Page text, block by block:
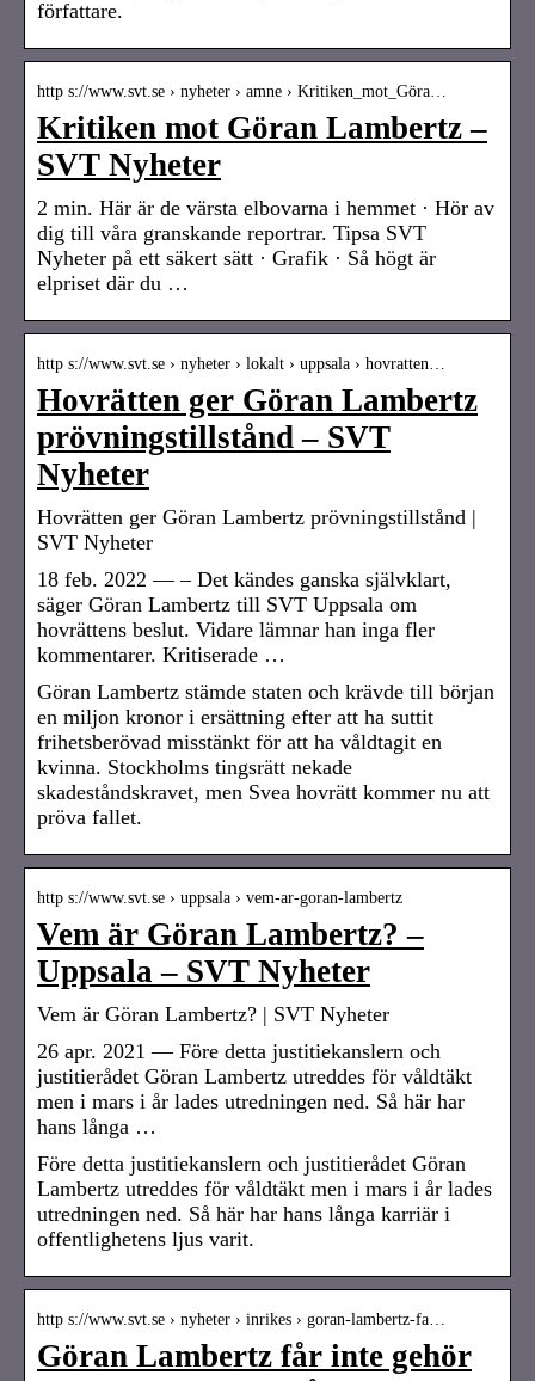
författare.
http s://www.svt.se › nyheter › amne › Kritiken_mot_Göra…
Kritiken mot Göran Lambertz –
SVT Nyheter
2 min. Här är de värsta elbovarna i hemmet · Hör av
dig till våra granskande reportrar. Tipsa SVT
Nyheter på ett säkert sätt · Grafik · Så högt är
elpriset där du …
http s://www.svt.se › nyheter › lokalt › uppsala › hovratten…
Hovrätten ger Göran Lambertz
prövningstillstånd – SVT
Nyheter
Hovrätten ger Göran Lambertz prövningstillstånd |
SVT Nyheter
18 feb. 2022 — – Det kändes ganska självklart,
säger Göran Lambertz till SVT Uppsala om
hovrättens beslut. Vidare lämnar han inga fler
kommentarer. Kritiserade …
Göran Lambertz stämde staten och krävde till början
en miljon kronor i ersättning efter att ha suttit
frihetsberövad misstänkt för att ha våldtagit en
kvinna. Stockholms tingsrätt nekade
skadeståndskravet, men Svea hovrätt kommer nu att
pröva fallet.
http s://www.svt.se › uppsala › vem-ar-goran-lambertz
Vem är Göran Lambertz? –
Uppsala – SVT Nyheter
Vem är Göran Lambertz? | SVT Nyheter
26 apr. 2021 — Före detta justitiekanslern och
justitierådet Göran Lambertz utreddes för våldtäkt
men i mars i år lades utredningen ned. Så här har
hans långa …
Före detta justitiekanslern och justitierådet Göran
Lambertz utreddes för våldtäkt men i mars i år lades
utredningen ned. Så här har hans långa karriär i
offentlighetens ljus varit.
http s://www.svt.se › nyheter › inrikes › goran-lambertz-fa…
Göran Lambertz får inte gehör